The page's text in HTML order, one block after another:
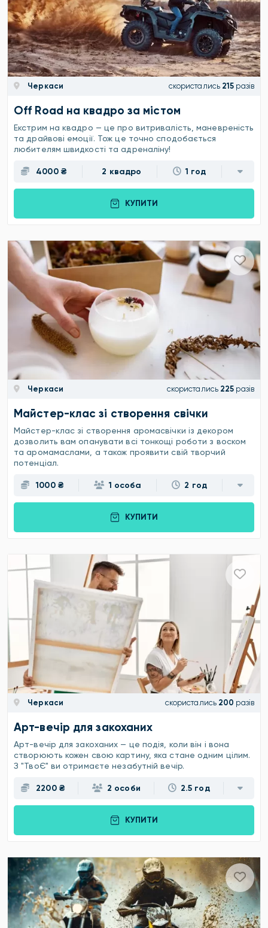
Черкаси скористались 215 разів
Off Road на квадро за містом
Екстрим на квадро — це про витривалість, маневреність
та драйвові емоції. Тож це точно сподобається
любителям швидкості та адреналіну!
4000 ₴ 2 квадро 1 год
КУПИТИ
Черкаси скористались 225 разів
Майстер-клас зі створення свічки
Майстер-клас зі створення аромасвічки із декором
дозволить вам опанувати всі тонкощі роботи з воском
та аромамаслами, а також проявити свій творчий
потенціал.
1000 ₴ 1 особа 2 год
КУПИТИ
Черкаси скористались 200 разів
Арт-вечір для закоханих
Арт-вечір для закоханих — це подія, коли він і вона
створюють кожен свою картину, яка стане одним цілим.
З "ТвоЄ" ви отримаєте незабутній вечір.
2200 ₴ 2 особи 2.5 год
КУПИТИ